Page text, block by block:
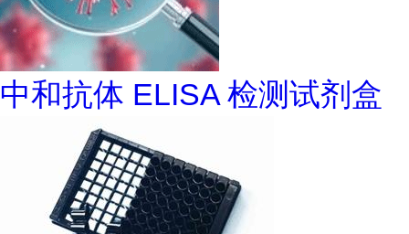
中和抗体 ELISA 检测试剂盒